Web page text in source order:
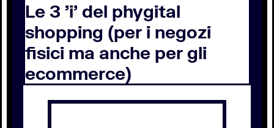
Le 3 'i' del phygital
shopping (per i negozi
fisici ma anche per gli
ecommerce)